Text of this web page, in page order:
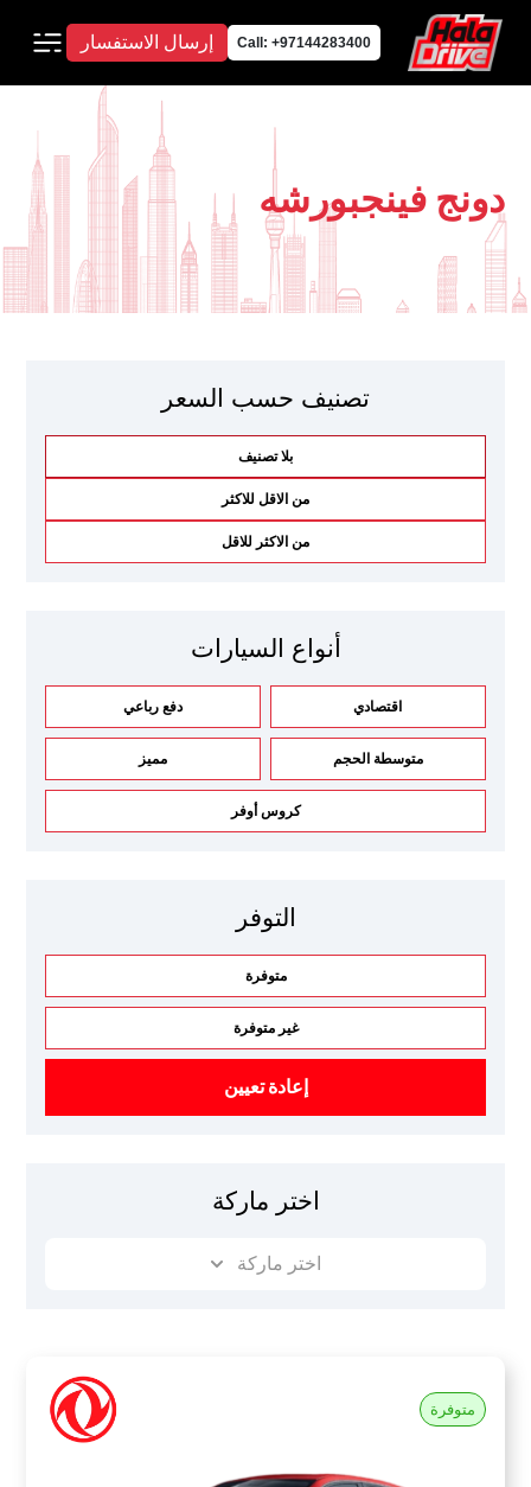
Call: +97144283400 إرسال الاستفسار
دونج فينجبورشه
تصنيف حسب السعر
بلا تصنيف
من الاقل للاكثر
من الاكثر للاقل
أنواع السيارات
اقتصادي دفع رباعي
متوسطة الحجم مميز
كروس أوفر
التوفر
متوفرة
غير متوفرة
إعادة تعيين
اختر ماركة
اختر ماركة
متوفرة